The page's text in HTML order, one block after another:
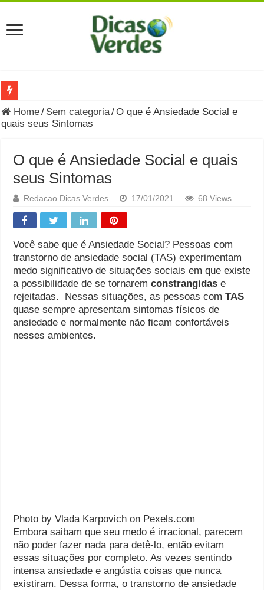
Grávida Pode Comer Pastrami? Saiba Quando o Consumo é
8 Bebidas saudáveis e ricas em eletrólitos: quais são e
Você sabe o que é uma Economia Circular?
Carta Psicografada de Isabella Nardoni : O que Diz a
Grávida pode comer picles e alimentos em conserva durante
Grávida pode comer Ceviche? Entenda os riscos na gravidez
Carta Psicografada João Hélio: Revelação, Paz e a Lei do
Carta Psicografada de Eduardo Campos
Home/ Sem categoria/O que é Ansiedade Social e
quais seus Sintomas
O que é Ansiedade Social e quais
seus Sintomas
Redacao Dicas Verdes 17/01/2021 68 Views
Você sabe que é Ansiedade Social? Pessoas com
transtorno de ansiedade social (TAS) experimentam
medo significativo de situações sociais em que existe
a possibilidade de se tornaremconstrangidase
rejeitadas. Nessas situações, as pessoas comTAS
quase sempre apresentam sintomas físicos de
ansiedade e normalmente não ficam confortáveis
nesses ambientes.
Photo by Vlada Karpovich on Pexels.com
Embora saibam que seu medo é irracional, parecem
não poder fazer nada para detê-lo, então evitam
essas situações por completo. As vezes sentindo
intensa ansiedade e angústia coisas que nunca
existiram. Dessa forma, o transtorno de ansiedade